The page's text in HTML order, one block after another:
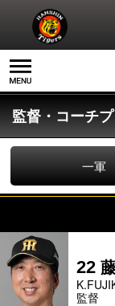
監督・コーチ
一軍
22
監督